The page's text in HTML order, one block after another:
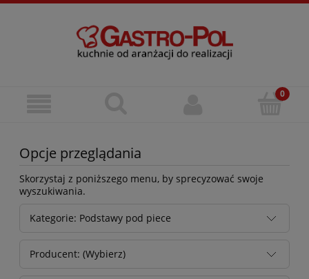
Opcje przeglądania
Skorzystaj z poniższego menu, by sprecyzować swoje
wyszukiwania.
Kategorie: Podstawy pod piece
Producent: (Wybierz)